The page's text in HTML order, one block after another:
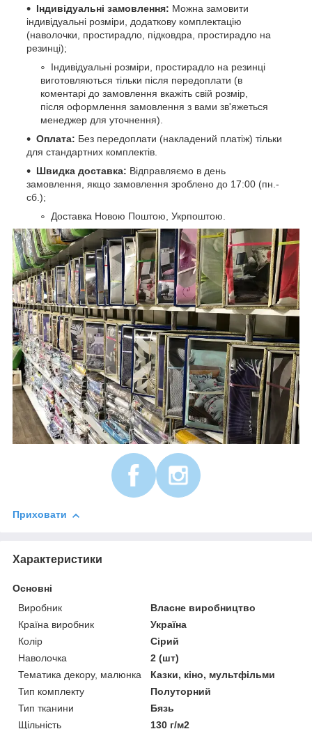
Індивідуальні замовлення: Можна замовити
індивідуальні розміри, додаткову комплектацію
(наволочки, простирадло, підковдра, простирадло на
резинці);
Індивідуальні розміри, простирадло на резинці
виготовляються тільки після передоплати (в
коментарі до замовлення вкажіть свій розмір,
після оформлення замовлення з вами зв'яжеться
менеджер для уточнення).
Оплата: Без передоплати (накладений платіж) тільки
для стандартних комплектів.
Швидка доставка: Відправляємо в день
замовлення, якщо замовлення зроблено до 17:00 (пн.-
сб.);
Доставка Новою Поштою, Укрпоштою.
Приховати
Характеристики
Основні
Виробник
Власне виробництво
Країна виробник
Україна
Колір
Сірий
Наволочка
2 (шт)
Тематика декору, малюнка
Казки, кіно, мультфільми
Тип комплекту
Полуторний
Тип тканини
Бязь
Щільність
130 г/м2